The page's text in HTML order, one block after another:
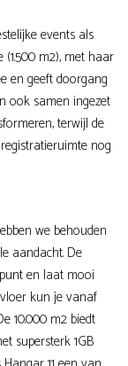
events als
m2), met haar
en geeft doorgang
ook samen ingezet
terwijl de
nog
we behouden
aandacht. De
en laat mooi
kun je vanaf
10.000 m2 biedt
supersterk 1GB